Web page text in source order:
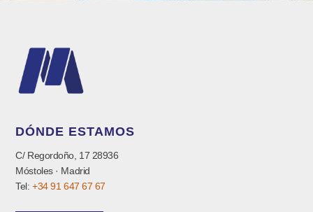
DÓNDE ESTAMOS
C/ Regordoño, 17 28936
Móstoles · Madrid
Tel:+34 91 647 67 67